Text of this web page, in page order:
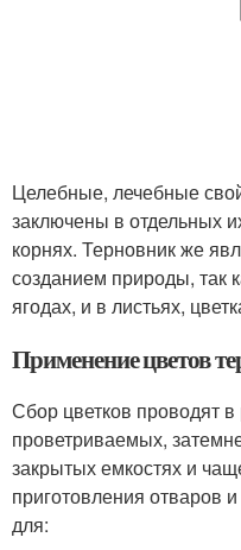
Целебные, лечебные
заключены в отдельных
корнях. Терновник же
созданием природы, так
ягодах, и в листьях,
Применение цветов
Сбор цветков проводят
проветриваемых,
закрытых емкостях и
приготовления отваров
для: